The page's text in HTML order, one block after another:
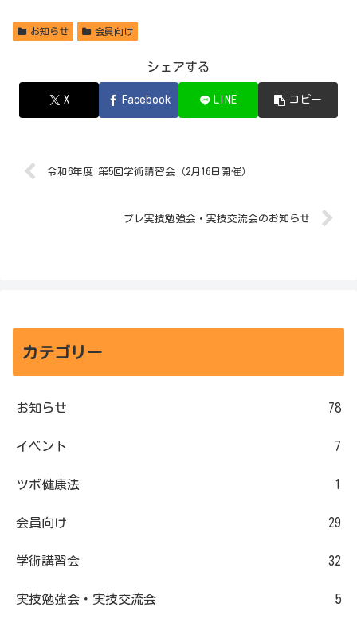
お知らせ 会員向け
シェアする
X Facebook LINE コピー
令和6年度 第5回学術講習会（2月16日開催）
プレ実技勉強会・実技交流会のお知らせ
カテゴリー
お知らせ 78
イベント 7
ツボ健康法 1
会員向け 29
学術講習会 32
実技勉強会・実技交流会 5